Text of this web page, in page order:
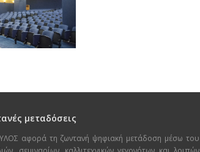
μεταδόσεις
αφορά τη ζωντανή ψηφιακή μετάδοση μέσω του